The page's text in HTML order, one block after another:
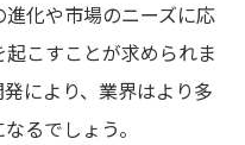
化や市場のニーズに応
こすことが求められま
により、業界はより多
るでしょう。